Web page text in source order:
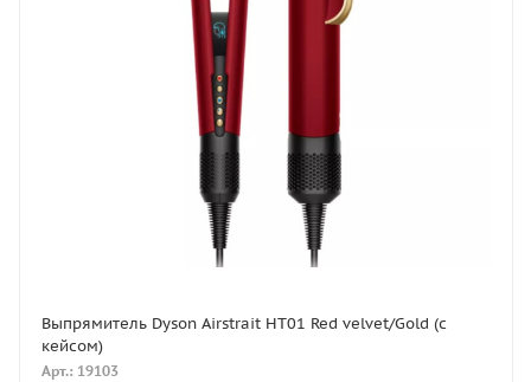
Выпрямитель Dyson Airstrait HT01 Red velvet/Gold (с
кейсом)
Арт.: 19103